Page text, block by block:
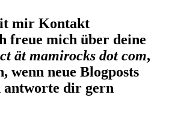
mir Kontakt
freue mich über deine
ät mamirocks dot com,
wenn neue Blogposts
antworte dir gern